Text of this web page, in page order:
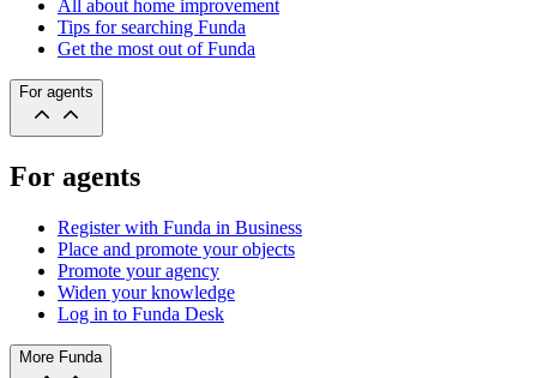
All about home improvement
Tips for searching Funda
Get the most out of Funda
For agents
For agents
Register with Funda in Business
Place and promote your objects
Promote your agency
Widen your knowledge
Log in to Funda Desk
More Funda